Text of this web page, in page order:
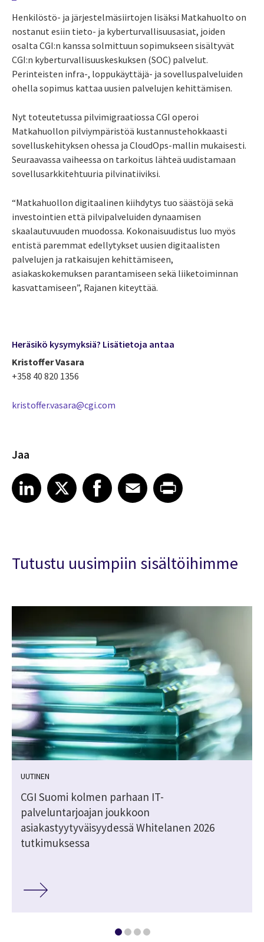
Henkilöstö- ja järjestelmäsiirtojen lisäksi Matkahuolto on
nostanut esiin tieto- ja kyberturvallisuusasiat, joiden
osalta CGI:n kanssa solmittuun sopimukseen sisältyvät
CGI:n kyberturvallisuuskeskuksen (SOC) palvelut.
Perinteisten infra-, loppukäyttäjä- ja sovelluspalveluiden
ohella sopimus kattaa uusien palvelujen kehittämisen.
Nyt toteutetussa pilvimigraatiossa CGI operoi
Matkahuollon pilviympäristöä kustannustehokkaasti
sovelluskehityksen ohessa ja CloudOps-mallin mukaisesti.
Seuraavassa vaiheessa on tarkoitus lähteä uudistamaan
sovellusarkkitehtuuria pilvinatiiviksi.
“Matkahuollon digitaalinen kiihdytys tuo säästöjä sekä
investointien että pilvipalveluiden dynaamisen
skaalautuvuuden muodossa. Kokonaisuudistus luo myös
entistä paremmat edellytykset uusien digitaalisten
palvelujen ja ratkaisujen kehittämiseen,
asiakaskokemuksen parantamiseen sekä liiketoiminnan
kasvattamiseen”, Rajanen kiteyttää.
Heräsikö kysymyksiä? Lisätietoja antaa
Kristoffer Vasara
+358 40 820 1356
kristoffer.vasara@cgi.com
Jaa
Share article on LinkedIn
LinkedIn
Share article on XShare article on Facebook
Facebook
Share article on Email
EmailShare article on Print
Tutustu uusimpiin sisältöihimme
UUTINEN
CGI Suomi kolmen parhaan IT-
palveluntarjoajan joukkoon
asiakastyytyväisyydessä Whitelanen 2026
tutkimuksessa